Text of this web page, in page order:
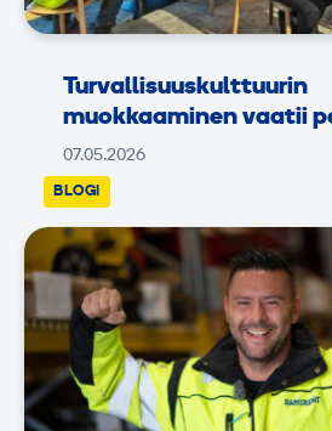
Turvallisuuskulttuurin
muokkaaminen vaatii
07.05.2026
BLOGI